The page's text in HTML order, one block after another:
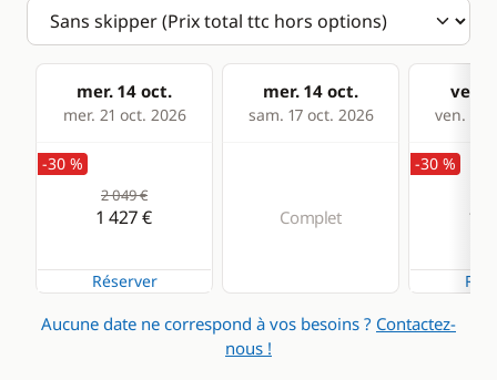
mer. 14 oct.
mer. 21 oct. 2026
mer. 14 oct.
sam. 17 oct. 2026
ven.
ven. 23
-30 %
2 049 €
1 427 €
Réserver
Complet
-30 %
1
Aucune date ne correspond à vos besoins ? Contactez-
nous !